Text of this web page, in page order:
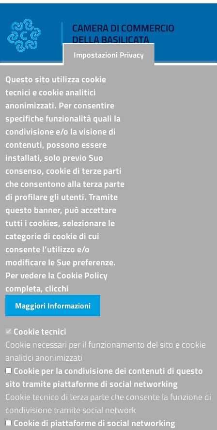
CAMERA DI COMMERCIO
DELLA BASILICATA
Riferimenti
Sede Legale: Corso XVIII Agosto, 34 - 85100 Potenza
Sede Secondaria: Via Lucana, 82 - 75100 Matera
Tel. Sede Legale: 0971/412111
Tel. Sede Secondaria: 0835/338411
C.F./P.IVA: 02019590765
Codi. univoco ufficio fatt. elettronica: T94M75
cameradicommercio@pec.basilicata.camcom.it
Pubblicità e trasparenza
Amministrazione Trasparente
Albo online
Bandi di concorso
Codice disciplinare e codice di condotta
Avvisi e bandi
Piattaforma TRASPARE E ALBO FORNITORI
Avvisi e atti di altre Amministrazioni
Visite totali al portale: 4013699
Siti tematici
ADRION PROGRAMME
Seguici su
Sito web
Impostazioni Privacy
Questo sito utilizza cookie
tecnici e cookie analitici
anonimizzati. Per consentire
specifiche funzionalità quali la
condivisione e/o la visione di
contenuti, possono essere
installati, solo previo Suo
consenso, cookie di terze parti
che consentono alla terza parte
di profilare gli utenti. Tramite
questo banner, può accettare
tutti i cookies, selezionare le
categorie di cookie di cui
consente l’utilizzo e/o
modificare le Sue preferenze.
Per vedere la Cookie Policy
completa, clicchi
Maggiori Informazioni
Cookie tecnici
Cookie necessari per il funzionamento del sito e cookie
analitici anonimizzati
Cookie per la condivisione dei contenuti di questo
sito tramite piattaforme di social networking
Cookie tecnico di terza parte che consente la funzione di
condivisione tramite social network
Cookie di piattaforme di social networking